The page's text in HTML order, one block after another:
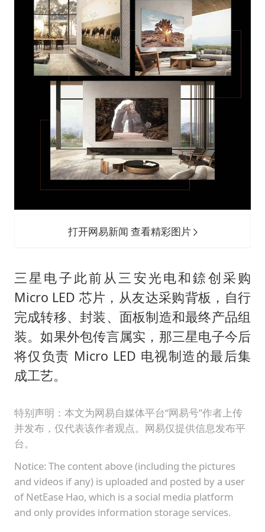
打开网易新闻 查看精彩图片
三星电子此前从三安光电和錼创采购
Micro LED 芯片，从友达采购背板，自行
完成转移、封装、面板制造和最终产品组
装。如果外包传言属实，那三星电子今后
将仅负责 Micro LED 电视制造的最后集
成工艺。
特别声明：本文为网易自媒体平台“网易号”作者上传
并发布，仅代表该作者观点。网易仅提供信息发布平
台。
Notice: The content above (including the pictures
and videos if any) is uploaded and posted by a user
of NetEase Hao, which is a social media platform
and only provides information storage services.